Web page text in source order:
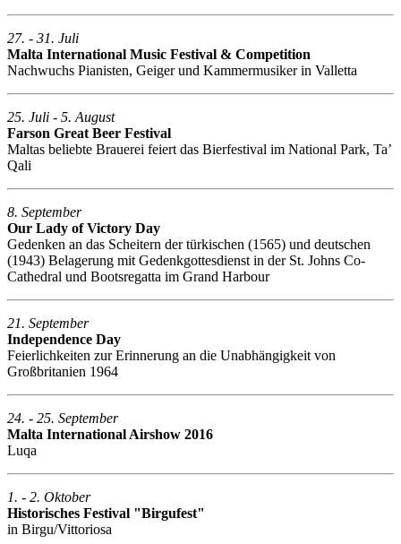
27. - 31. Juli
Malta International Music Festival & Competition
Nachwuchs Pianisten, Geiger und Kammermusiker in Valletta
25. Juli - 5. August
Farson Great Beer Festival
Maltas beliebte Brauerei feiert das Bierfestival im National Park, Ta’
Qali
8. September
Our Lady of Victory Day
Gedenken an das Scheitern der türkischen (1565) und deutschen
(1943) Belagerung mit Gedenkgottesdienst in der St. Johns Co-
Cathedral und Bootsregatta im Grand Harbour
21. September
Independence Day
Feierlichkeiten zur Erinnerung an die Unabhängigkeit von
Großbritanien 1964
24. - 25. September
Malta International Airshow 2016
Luqa
1. - 2. Oktober
Historisches Festival "Birgufest"
in Birgu/Vittoriosa